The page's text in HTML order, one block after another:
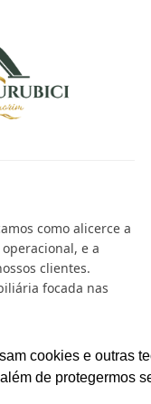
cookies e outras
de protegermos
como alicerce a
e a
clientes.
focada nas